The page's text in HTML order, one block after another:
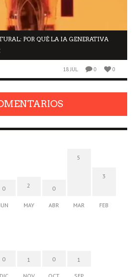
POR QUÉ LA IA GENERATIVA
18 JUL 0 0
0
JUN
2
MAY
0
ABR
5
MAR
3
FEB
0 1 0 1